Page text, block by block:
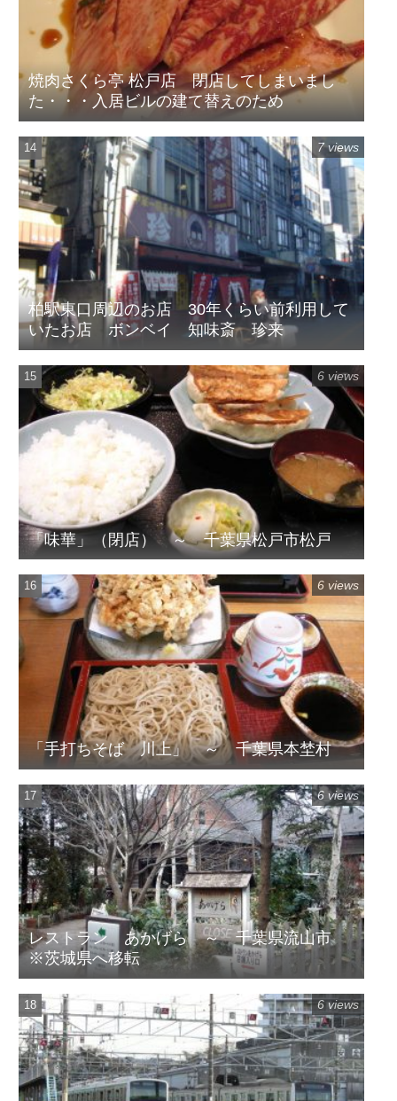
焼肉さくら亭 松戸店 閉店してしまいまし
た・・・入居ビルの建て替えのため
柏駅東口周辺のお店 30年くらい前利用して
いたお店 ボンベイ 知味斎 珍来
7 views
「味華」（閉店） ～ 千葉県松戸市松戸
6 views
「手打ちそば 川上」 ～ 千葉県本埜村
6 views
レストラン あかげら ～ 千葉県流山市
※茨城県へ移転
6 views
6 views